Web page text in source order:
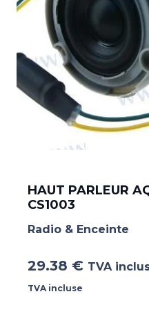
HAUT PARLEUR
CS1003
Radio & Enceinte
29.38 € TVA
TVA incluse